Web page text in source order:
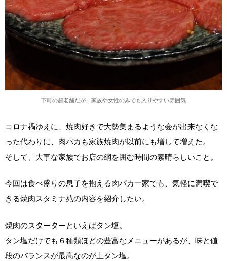
下町の超老舗だが、家族や女性のみでも入りやすい雰囲気
コロナ禍ゆえに、焼肉好きで大勢集まるような会が出来なくな
った代わりに、肉バカも家族焼肉が以前にも増して増えた。
そして、大事な家族でお店の網を囲む時間の素晴らしいこと。
今回は食べ盛りの息子を抱える肉バカ一家でも、気軽に満喫で
きる焼肉スタミナ苑の内容を紹介したい。
焼肉のスターターといえばタン塩。
タン塩だけでも６種類ほどの豊富なメニューがあるが、味と値
段のバランスが最高なのが上タン塩。